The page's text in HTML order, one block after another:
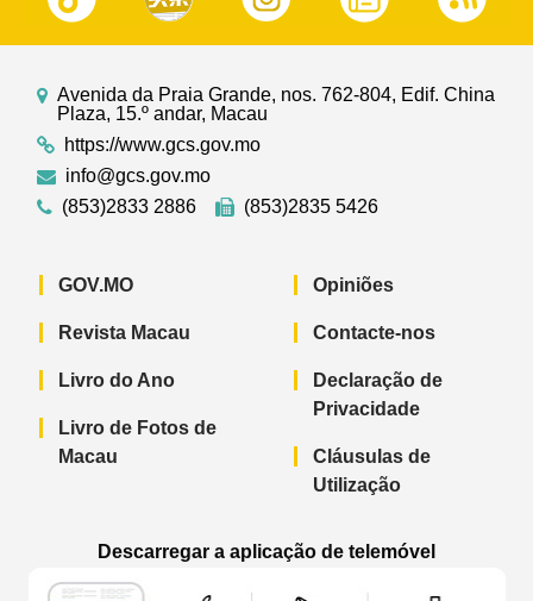
Avenida da Praia Grande, nos. 762-804, Edif. China
Plaza, 15.º andar, Macau
https://www.gcs.gov.mo
info@gcs.gov.mo
(853)2833 2886
(853)2835 5426
GOV.MO
Revista Macau
Livro do Ano
Livro de Fotos de
Macau
Opiniões
Contacte-nos
Declaração de
Privacidade
Cláusulas de
Utilização
Descarregar a aplicação de telemóvel